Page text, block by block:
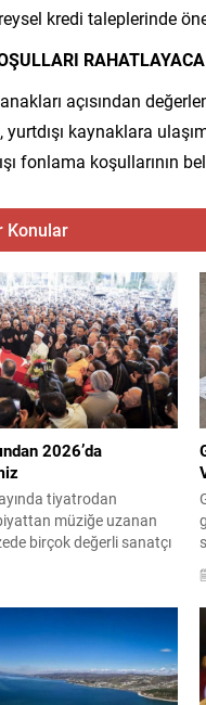
kredi taleplerinde
açısından
yurtdışı kaynaklara
fonlama koşullarının
Konular
2026’da
tiyatrodan
müziğe uzanan
birçok değerli sanatçı
ayrıldı. Her biri kendi
isimlerin vefatı, kültür
derin üzüntü
anısına,
üretip bıraktıkları
yeniden hatırlanıyor;
hafızasında kalıcı...